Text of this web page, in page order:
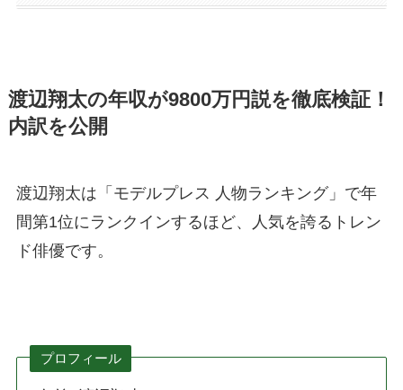
渡辺翔太の年収が9800万円説を徹底検証！
内訳を公開
渡辺翔太は「モデルプレス 人物ランキング」で年
間第1位にランクインするほど、人気を誇るトレン
ド俳優です。
プロフィール